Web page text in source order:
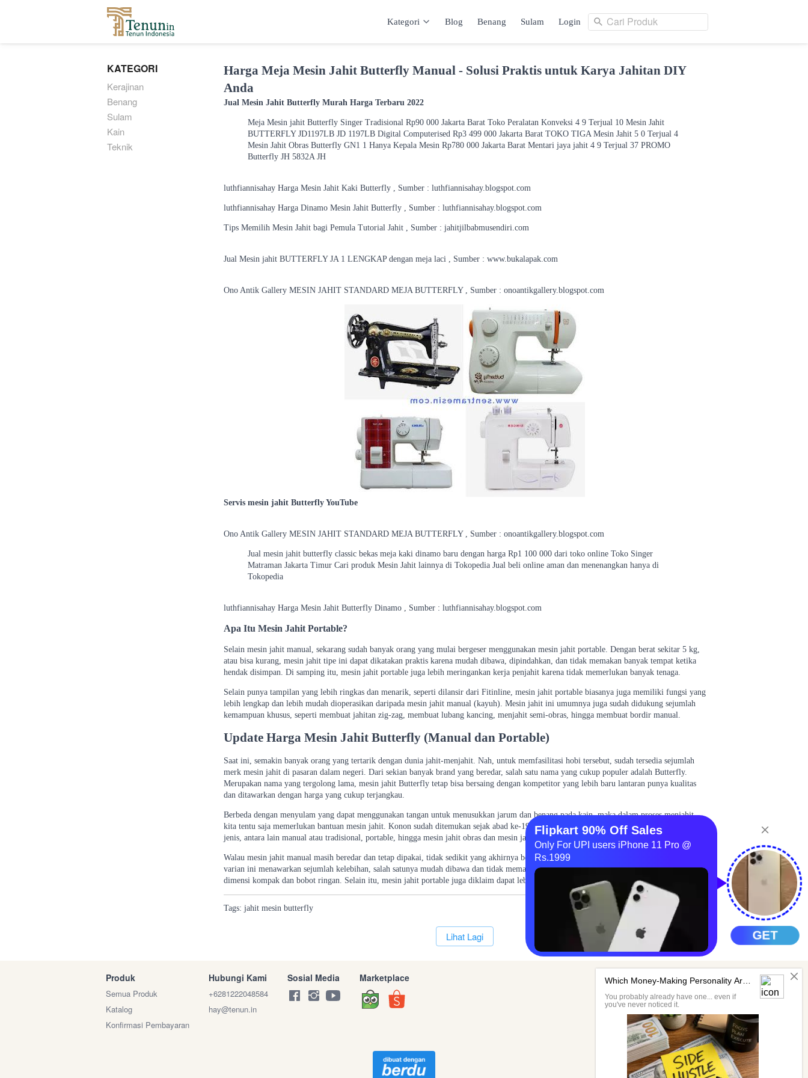
Cari Produk
Kategori Blog Benang Sulam Login Cari Produk
KATEGORI
Kerajinan
Benang
Sulam
Kain
Teknik
Harga Meja Mesin Jahit Butterfly Manual - Solusi Praktis untuk Karya Jahitan DIY
Anda
Jual Mesin Jahit Butterfly Murah Harga Terbaru 2022
Meja Mesin jahit Butterfly Singer Tradisional Rp90 000 Jakarta Barat Toko Peralatan Konveksi 4 9 Terjual 10 Mesin Jahit
BUTTERFLY JD1197LB JD 1197LB Digital Computerised Rp3 499 000 Jakarta Barat TOKO TIGA Mesin Jahit 5 0 Terjual 4
Mesin Jahit Obras Butterfly GN1 1 Hanya Kepala Mesin Rp780 000 Jakarta Barat Mentari jaya jahit 4 9 Terjual 37 PROMO
Butterfly JH 5832A JH
luthfiannisahay Harga Mesin Jahit Kaki Butterfly , Sumber : luthfiannisahay.blogspot.com
luthfiannisahay Harga Dinamo Mesin Jahit Butterfly , Sumber : luthfiannisahay.blogspot.com
Tips Memilih Mesin Jahit bagi Pemula Tutorial Jahit , Sumber : jahitjilbabmusendiri.com
Jual Mesin jahit BUTTERFLY JA 1 LENGKAP dengan meja laci , Sumber : www.bukalapak.com
Ono Antik Gallery MESIN JAHIT STANDARD MEJA BUTTERFLY , Sumber : onoantikgallery.blogspot.com
Servis mesin jahit Butterfly YouTube
Ono Antik Gallery MESIN JAHIT STANDARD MEJA BUTTERFLY , Sumber : onoantikgallery.blogspot.com
Jual mesin jahit butterfly classic bekas meja kaki dinamo baru dengan harga Rp1 100 000 dari toko online Toko Singer
Matraman Jakarta Timur Cari produk Mesin Jahit lainnya di Tokopedia Jual beli online aman dan menenangkan hanya di
Tokopedia
luthfiannisahay Harga Mesin Jahit Butterfly Dinamo , Sumber : luthfiannisahay.blogspot.com
Apa Itu Mesin Jahit Portable?
Selain mesin jahit manual, sekarang sudah banyak orang yang mulai bergeser menggunakan mesin jahit portable. Dengan berat sekitar 5 kg,
atau bisa kurang, mesin jahit tipe ini dapat dikatakan praktis karena mudah dibawa, dipindahkan, dan tidak memakan banyak tempat ketika
hendak disimpan. Di samping itu, mesin jahit portable juga lebih meringankan kerja penjahit karena tidak memerlukan banyak tenaga.
Selain punya tampilan yang lebih ringkas dan menarik, seperti dilansir dari Fitinline, mesin jahit portable biasanya juga memiliki fungsi yang
lebih lengkap dan lebih mudah dioperasikan daripada mesin jahit manual (kayuh). Mesin jahit ini umumnya juga sudah didukung sejumlah
kemampuan khusus, seperti membuat jahitan zig-zag, membuat lubang kancing, menjahit semi-obras, hingga membuat bordir manual.
Update Harga Mesin Jahit Butterfly (Manual dan Portable)
Saat ini, semakin banyak orang yang tertarik dengan dunia jahit-menjahit. Nah, untuk memfasilitasi hobi tersebut, sudah tersedia sejumlah
merk mesin jahit di pasaran dalam negeri. Dari sekian banyak brand yang beredar, salah satu nama yang cukup populer adalah Butterfly.
Merupakan nama yang tergolong lama, mesin jahit Butterfly tetap bisa bersaing dengan kompetitor yang lebih baru lantaran punya kualitas
dan ditawarkan dengan harga yang cukup terjangkau.
Berbeda dengan menyulam yang dapat menggunakan tangan untuk menusukkan jarum dan benang pada kain, maka dalam proses menjahit,
kita tentu saja memerlukan bantuan mesin jahit. Konon sudah ditemukan sejak abad ke-19 silam, mesin jahit ini dapat terbagi dalam beberapa
jenis, antara lain manual atau tradisional, portable, hingga mesin jahit obras dan mesin jahit overdeck.
Walau mesin jahit manual masih beredar dan tetap dipakai, tidak sedikit yang akhirnya berpindah memakai mesin jahit portable. Pasalnya,
varian ini menawarkan sejumlah kelebihan, salah satunya mudah dibawa dan tidak memakan banyak tempat ketika disimpan lantaran punya
dimensi kompak dan bobot ringan. Selain itu, mesin jahit portable juga diklaim dapat lebih meringankan pekerjaan menjahit.
Tags:jahit mesin butterfly
`Lihat Lagi
Produk
Semua Produk
Katalog
Konfirmasi Pembayaran
Hubungi Kami
+6281222048584
hay@tenun.in
Sosial Media Marketplace